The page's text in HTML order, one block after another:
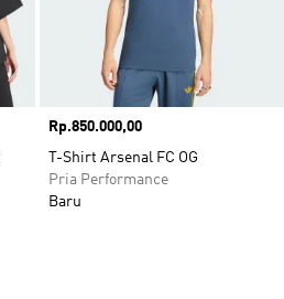
Harga
Rp.850.000,00
T-Shirt Arsenal FC OG
Pria Performance
Baru